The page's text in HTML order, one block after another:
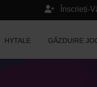
Înscrieți-
HYTALE GĂZDUIRE